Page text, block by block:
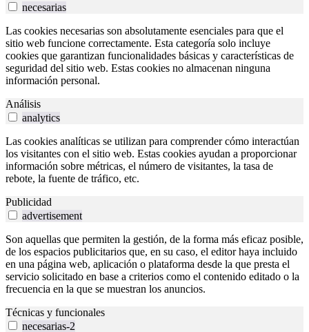
necesarias
Las cookies necesarias son absolutamente esenciales para que el
sitio web funcione correctamente. Esta categoría solo incluye
cookies que garantizan funcionalidades básicas y características de
seguridad del sitio web. Estas cookies no almacenan ninguna
información personal.
Análisis
analytics
Las cookies analíticas se utilizan para comprender cómo interactúan
los visitantes con el sitio web. Estas cookies ayudan a proporcionar
información sobre métricas, el número de visitantes, la tasa de
rebote, la fuente de tráfico, etc.
Publicidad
advertisement
Son aquellas que permiten la gestión, de la forma más eficaz posible,
de los espacios publicitarios que, en su caso, el editor haya incluido
en una página web, aplicación o plataforma desde la que presta el
servicio solicitado en base a criterios como el contenido editado o la
frecuencia en la que se muestran los anuncios.
Técnicas y funcionales
necesarias-2